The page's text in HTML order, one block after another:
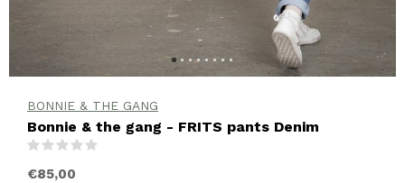
BONNIE & THE GANG
Bonnie & the gang - FRITS pants Denim
€85,00